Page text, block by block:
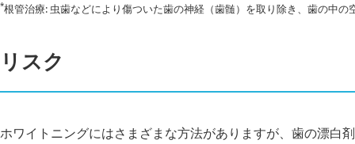
*根管治療: 虫歯などにより傷ついた歯の神経（歯髄）を取り除き、歯の中の
リスク
ホワイトニングにはさまざまな方法がありますが、歯の漂白